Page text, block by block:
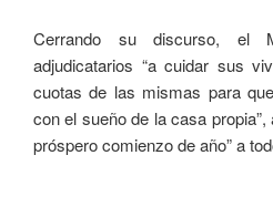
Cerrando su discurso, el
adjudicatarios “a cuidar sus
cuotas de las mismas para
con el sueño de la casa
próspero comienzo de año” a